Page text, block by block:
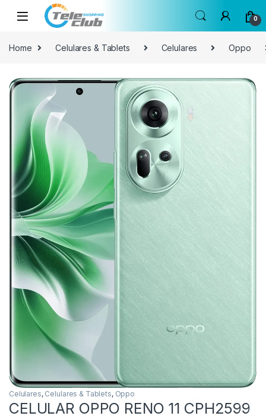
Skip to navigation
Skip to content
0
Home Celulares & Tablets Celulares Oppo
Celulares, Celulares & Tablets, Oppo
CELULAR OPPO RENO 11 CPH2599